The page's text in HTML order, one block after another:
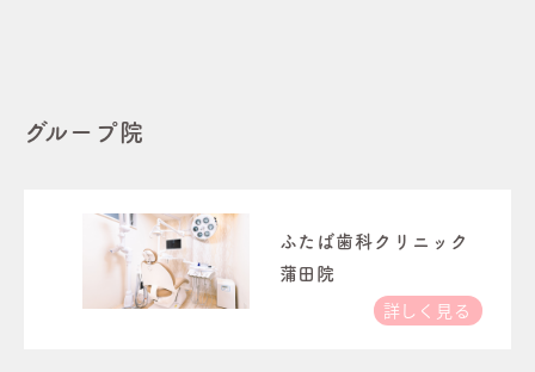
グループ院
ふたば歯科クリニック
蒲田院
詳しく見る